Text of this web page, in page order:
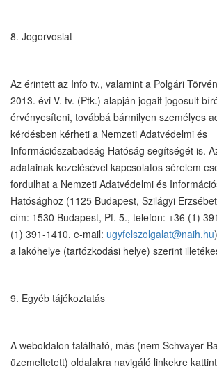
8. Jogorvoslat
Az érintett az Info tv., valamint a Polgári
2013. évi V. tv. (Ptk.) alapján jogait jogosult
érvényesíteni, továbbá bármilyen személyes
kérdésben kérheti a Nemzeti Adatvédelmi és
Információszabadság Hatóság segítségét is.
adatainak kezelésével kapcsolatos sérelem
fordulhat a Nemzeti Adatvédelmi és
Hatósághoz (1125 Budapest, Szilágyi
cím: 1530 Budapest, Pf. 5., telefon: +36 (1)
(1) 391-1410, e-mail: ugyfelszolgalat@naih.hu
a lakóhelye (tartózkodási helye) szerint
9. Egyéb tájékoztatás
A weboldalon található, más (nem Schvayer
üzemeltetett) oldalakra navigáló linkekre